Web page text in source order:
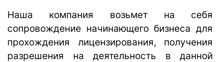
Наша компания возьмет на себя
сопровождение начинающего бизнеса для
прохождения лицензирования, получения
разрешения на деятельность в данной